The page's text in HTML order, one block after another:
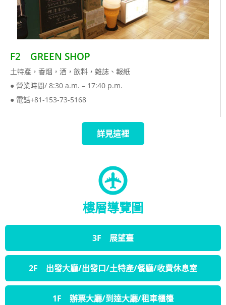
F2 GREEN SHOP
土特產，香烟，酒，飲料，雜誌、報紙
● 營業時間/ 8:30 a.m. – 17:40 p.m.
● 電話+81-153-73-5168
詳見這裡
樓層導覽圖
3F 展望臺
2F 出發大廳/出發口/土特產/餐廳/收費休息室
1F 辦票大廳/到達大廳/租車櫃檯